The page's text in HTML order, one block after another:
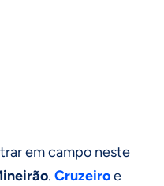
em campo neste
. Cruzeiroe